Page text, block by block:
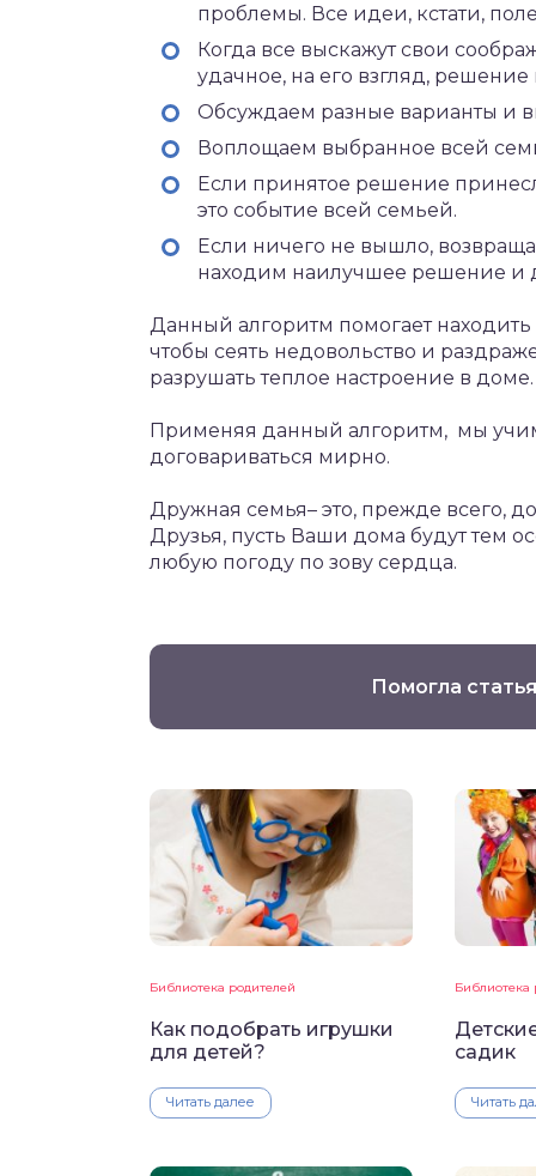
проблемы. Все идеи, кстати,
Когда все выскажут свои
удачное, на его взгляд, решение
Обсуждаем разные варианты и
Воплощаем выбранное всей
Если принятое решение
это событие всей семьей.
Если ничего не вышло,
находим наилучшее решение и
Данный алгоритм помогает
чтобы сеять недовольство и
разрушать теплое настроение в доме.
Применяя данный алгоритм, мы
договариваться мирно.
Дружная семья– это, прежде всего,
Друзья, пусть Ваши дома будут тем
любую погоду по зову сердца.
Помогла
Библиотека родителей
Как подобрать игрушки
для детей?
Читать далее
Библиотека
садик
Читать